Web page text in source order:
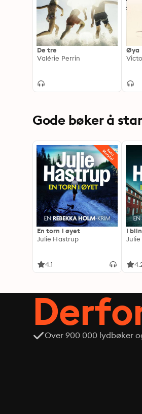
De tre
Valérie Perrin
Øya
Gode bøker å
En torn i øyet
Julie Hastrup
4.1
I
Over 900 000 lydbøker